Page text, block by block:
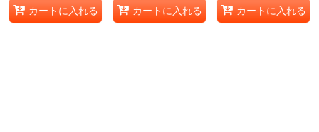
カートに入れる カートに入れる カートに入れる